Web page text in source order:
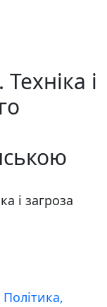
і
і загроза
Політика,